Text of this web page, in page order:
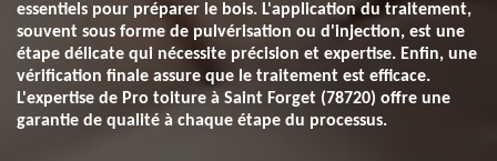
essentiels pour préparer le bois. L'application du traitement,
souvent sous forme de pulvérisation ou d'injection, est une
étape délicate qui nécessite précision et expertise. Enfin, une
vérification finale assure que le traitement est efficace.
L'expertise de Pro toiture à Saint Forget (78720) offre une
garantie de qualité à chaque étape du processus.